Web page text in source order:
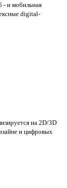
- и мобильная
digital-
на 2D/3D
и цифровых